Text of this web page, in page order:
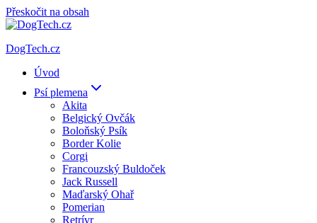
Přeskočit na obsah
DogTech.cz
Úvod
Psí plemena
Akita
Belgický Ovčák
Boloňský Psík
Border Kolie
Corgi
Francouzský Buldoček
Jack Russell
Maďarský Ohař
Pomerian
Retrívr